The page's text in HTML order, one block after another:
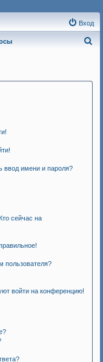
Вход
ввод имени и пароля?
сейчас на
пользователя?
войти на конференцию!